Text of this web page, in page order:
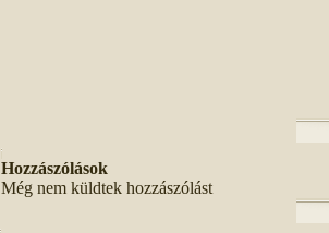
Hozzászólások
Még nem küldtek hozzászólást